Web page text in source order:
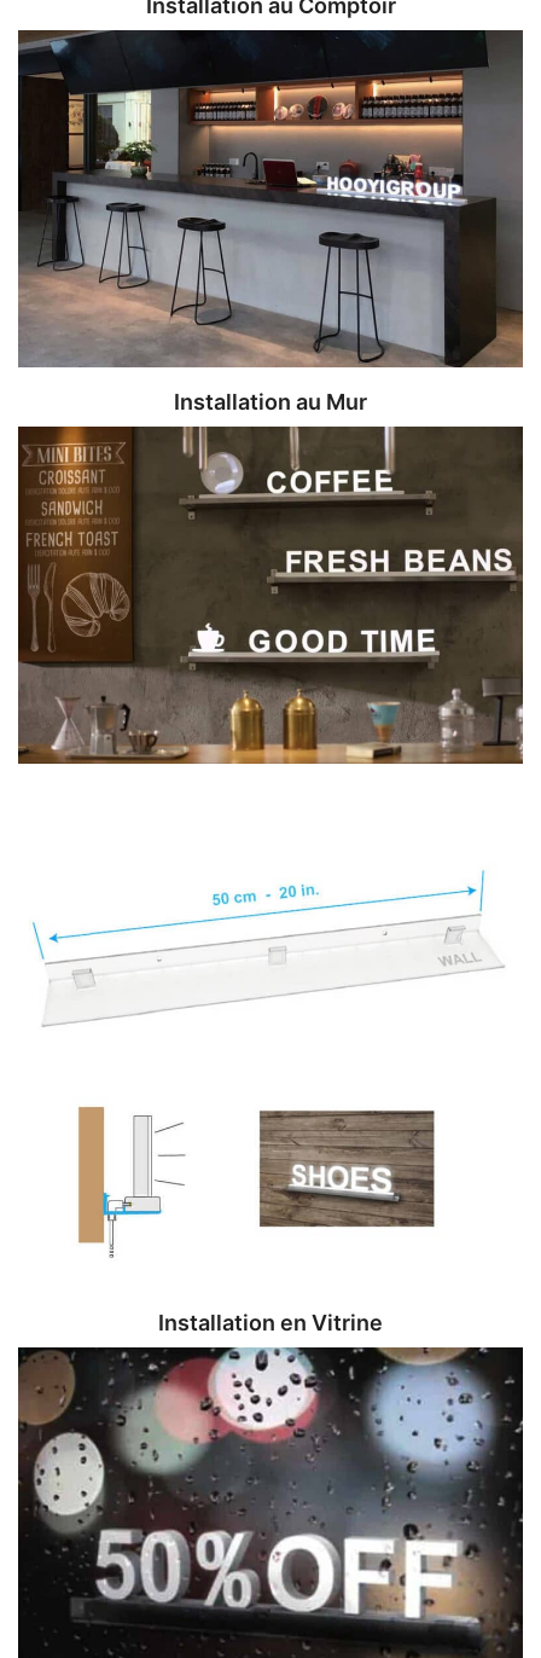
Installation au Comptoir
Installation au Mur
Installation en Vitrine